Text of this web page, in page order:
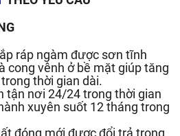
ráp ngàm được sơn tĩnh
cong vênh ở bề mặt giúp tăng
thời gian dài.
tận nơi 24/24 trong thời gian
xuyên suốt 12 tháng trong
đóng mới được đổi trả trong